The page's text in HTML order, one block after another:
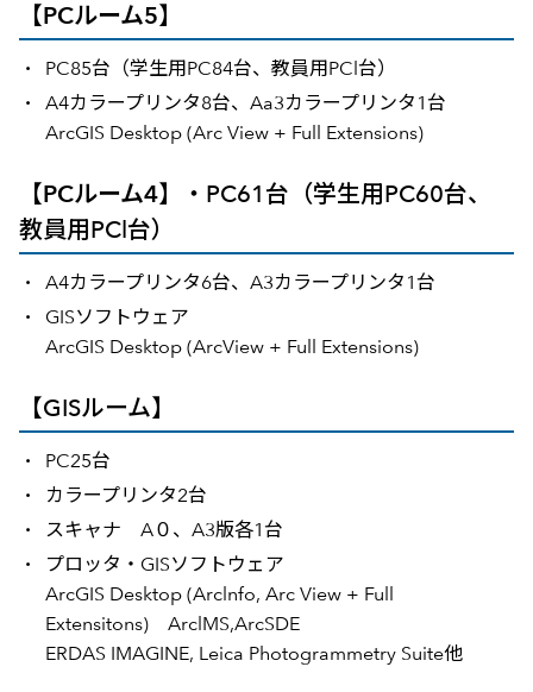
【PCルーム5】
PC85台（学生用PC84台、教員用PCl台）
A4カラープリンタ8台、Aa3カラープリンタ1台
ArcGIS Desktop (Arc View + Full Extensions)
【PCルーム4】・PC61台（学生用PC60台、
教員用PCl台）
A4カラープリンタ6台、A3カラープリンタ1台
GISソフトウェア
ArcGIS Desktop (ArcView + Full Extensions)
【GISルーム】
PC25台
カラープリンタ2台
スキャナ A０、A3版各1台
プロッタ・GISソフトウェア
ArcGIS Desktop (Arclnfo, Arc View + Full
Extensitons) ArclMS,ArcSDE
ERDAS IMAGINE, Leica Photogrammetry Suite他